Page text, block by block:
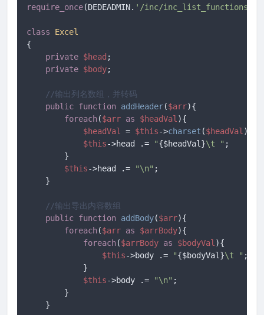
require_once(DEDEADMIN. '/inc/
class
Excel
{
private $head ;
private $body;
//输出列名数组，并转码
public function addHeader($arr){
foreach($arr as $headVal ){
$headVal
= $this->charset ($headVal );
$this->head .= "{$headVal}\t " ;
        }
$this->head .= "\n" ;
    }
//输出导出内容数组
public function addBody($arr){
foreach($arr as $arrBody){
foreach($arrBody as $bodyVal ){
$this->body .= "{$bodyVal}\t " ;
            }
$this->body .= "\n" ;
        }
    }